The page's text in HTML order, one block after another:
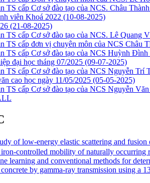
TS cấp Cơ sở đào tạo của NCS. Châu
viên Khoá 2022 (10-08-2025)
(21-08-2025)
TS cấp Cơ sở đào tạo của NCS. Lê Quang
TS cấp đơn vị chuyên môn của NCS Châu
TS cấp Cơ sở đào tạo của NCS Huỳnh
đại học tháng 07/2025 (09-07-2025)
TS cấp Cơ sở đào tạo của NCS Nguyễn Trí
cao học ngày 11/05/2025 (05-05-2025)
TS cấp Cơ sở đào tạo của NCS Nguyễn
of low-energy elastic scattering and
iron‑controlled mobility of naturally
learning and conventional methods for
by gamma-ray transmission using a